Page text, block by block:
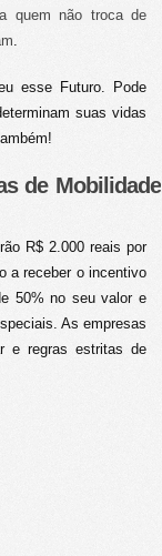
quem não troca de
esse Futuro. Pode
suas vidas
de Mobilidade
R$ 2.000 reais por
a receber o incentivo
50% no seu valor e
As empresas
e regras estritas de